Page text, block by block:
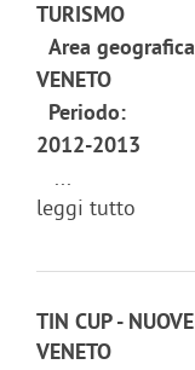
TURISMO
Area
VENETO
Periodo:
2012-2013
...
leggi tutto
TIN CUP -
VENETO